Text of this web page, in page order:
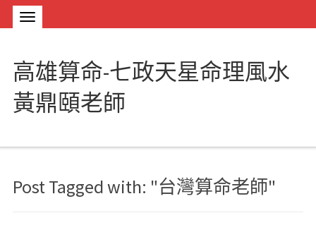
高雄算命-七政天星命理風水
黃鼎頤老師
Post Tagged with: "台灣算命老師"